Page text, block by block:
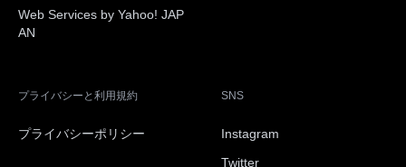
Web Services by Yahoo! JAP
AN
プライバシーと利用規約
プライバシーポリシー
SNS
Instagram
Twitter